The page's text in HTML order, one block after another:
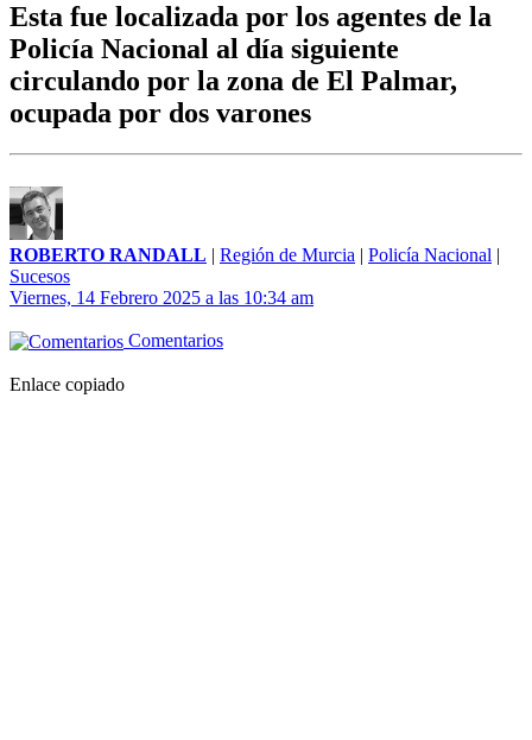
Esta fue localizada por los agentes de la
Policía Nacional al día siguiente
circulando por la zona de El Palmar,
ocupada por dos varones
ROBERTO RANDALL | Región de Murcia | Policía Nacional |
Sucesos
Viernes, 14 Febrero 2025 a las 10:34 am
Comentarios
Enlace copiado